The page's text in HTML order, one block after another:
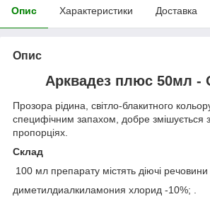
Опис Характеристики Доставка
Опис
Арквадез плюс 50мл -
Прозора рідина, світло-блакитного
специфічним запахом, добре змішується
пропорціях.
Склад
100 мл препарату містять діючі
диметилдиалкиламония хлорид -10%; .